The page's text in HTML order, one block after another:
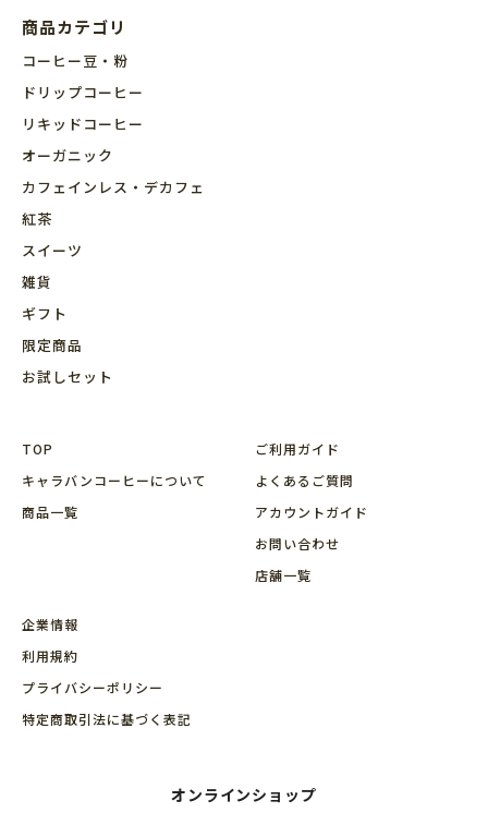
商品カテゴリ
コーヒー豆・粉
ドリップコーヒー
リキッドコーヒー
オーガニック
カフェインレス・デカフェ
紅茶
スイーツ
雑貨
ギフト
限定商品
お試しセット
TOP
キャラバンコーヒーについて
商品⼀覧
ご利用ガイド
よくあるご質問
アカウントガイド
お問い合わせ
店舗⼀覧
企業情報
利用規約
プライバシーポリシー
特定商取引法に基づく表記
オンラインショップ